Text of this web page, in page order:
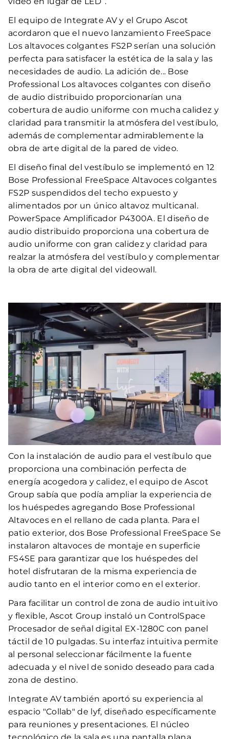
El equipo de Integrate AV y el Grupo Ascot
acordaron que el nuevo lanzamiento FreeSpace
Los altavoces colgantes FS2P serían una solución
perfecta para satisfacer la estética de la sala y las
necesidades de audio. La adición de... Bose
Professional Los altavoces colgantes con diseño
de audio distribuido proporcionarían una
cobertura de audio uniforme con mucha calidez y
claridad para transmitir la atmósfera del vestíbulo,
además de complementar admirablemente la
obra de arte digital de la pared de video.
El diseño final del vestíbulo se implementó en 12
Bose Professional FreeSpace Altavoces colgantes
FS2P suspendidos del techo expuesto y
alimentados por un único altavoz multicanal.
PowerSpace Amplificador P4300A. El diseño de
audio distribuido proporciona una cobertura de
audio uniforme con gran calidez y claridad para
realzar la atmósfera del vestíbulo y complementar
la obra de arte digital del videowall.
Con la instalación de audio para el vestíbulo que
proporciona una combinación perfecta de
energía acogedora y calidez, el equipo de Ascot
Group sabía que podía ampliar la experiencia de
los huéspedes agregando Bose Professional
Altavoces en el rellano de cada planta. Para el
patio exterior, dos Bose Professional FreeSpace Se
instalaron altavoces de montaje en superficie
FS4SE para garantizar que los huéspedes del
hotel disfrutaran de la misma experiencia de
audio tanto en el interior como en el exterior.
Para facilitar un control de zona de audio intuitivo
y flexible, Ascot Group instaló un ControlSpace
Procesador de señal digital EX-1280C con panel
táctil de 10 pulgadas. Su interfaz intuitiva permite
al personal seleccionar fácilmente la fuente
adecuada y el nivel de sonido deseado para cada
zona de destino.
Integrate AV también aportó su experiencia al
espacio "Collab" de lyf, diseñado específicamente
para reuniones y presentaciones. El núcleo
tecnológico de la sala es una pantalla plana